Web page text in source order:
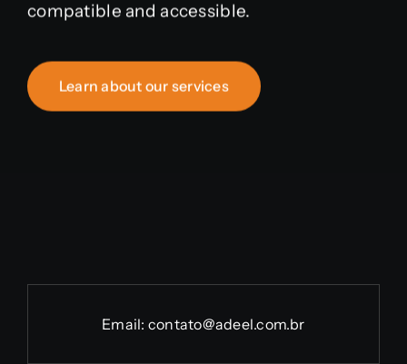
compatible and accessible.
Learn about our services
Email: contato@adeel.com.br